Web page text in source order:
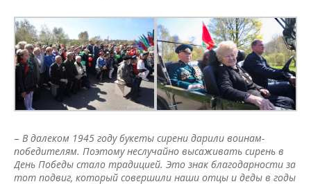
– В далеком 1945 году букеты сирени дарили воинам-
победителям. Поэтому неслучайно высаживать сирень в
День Победы стало традицией. Это знак благодарности за
тот подвиг, который совершили наши отцы и деды в годы